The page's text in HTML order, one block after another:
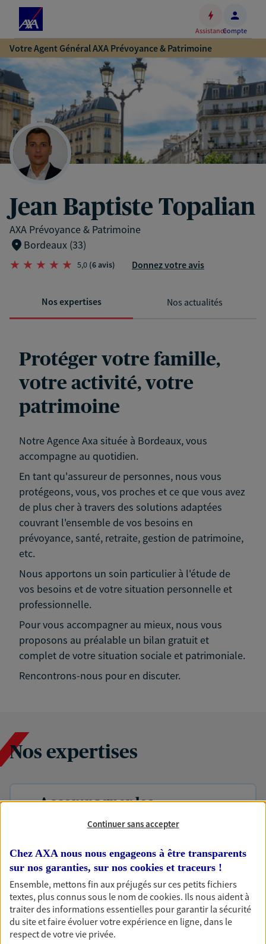
Accéder
au
contenu
principal
Accéder
au
pied
de
page
AssistanceCompte
Votre Agent Général AXA Prévoyance & Patrimoine
Jean Baptiste Topalian
AXA Prévoyance & Patrimoine
Bordeaux (33)
5,0 (6 avis) Donnez votre avis
Nos expertises Nos actualités
Protéger votre famille,
votre activité, votre
patrimoine
Notre Agence Axa située à Bordeaux, vous
accompagne au quotidien.
En tant qu'assureur de personnes, nous vous
protégeons, vous, vos proches et ce que vous avez
de plus cher à travers des solutions adaptées
couvrant l'ensemble de vos besoins en
prévoyance, santé, retraite, gestion de patrimoine,
etc.
Nous apportons un soin particulier à l'étude de
vos besoins et de votre situation personnelle et
professionnelle.
Pour vous accompagner au mieux, nous vous
proposons au préalable un bilan gratuit et
complet de votre situation sociale et patrimoniale.
Rencontrons-nous pour en discuter.
Nos expertises
Accompagner les
professionnels et les
Comme vous, nous sommes des indépendants. Nous
bâtissons ensemble des solutions cohérentes pour
protéger votre activité, vos collaborateurs... mais aussi
vous-même et votre famille.
Anticiper et préparer votre
Continuer sans accepter
Chez AXA nous nous engageons à être transparents
sur nos garanties, sur nos cookies et traceurs !
Ensemble, mettons fin aux préjugés sur ces petits fichiers
textes, plus connus sous le nom decookies. Ils nous aident à
traiter des informations essentielles pour garantir la sécurité
du site et faire évoluer votre expérience en ligne, dans le
respect de votre vie privée.